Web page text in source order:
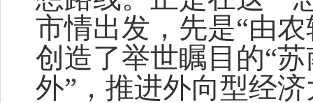
市情出发，先是“由
创造了举世瞩目的“
外”，推进外向型经